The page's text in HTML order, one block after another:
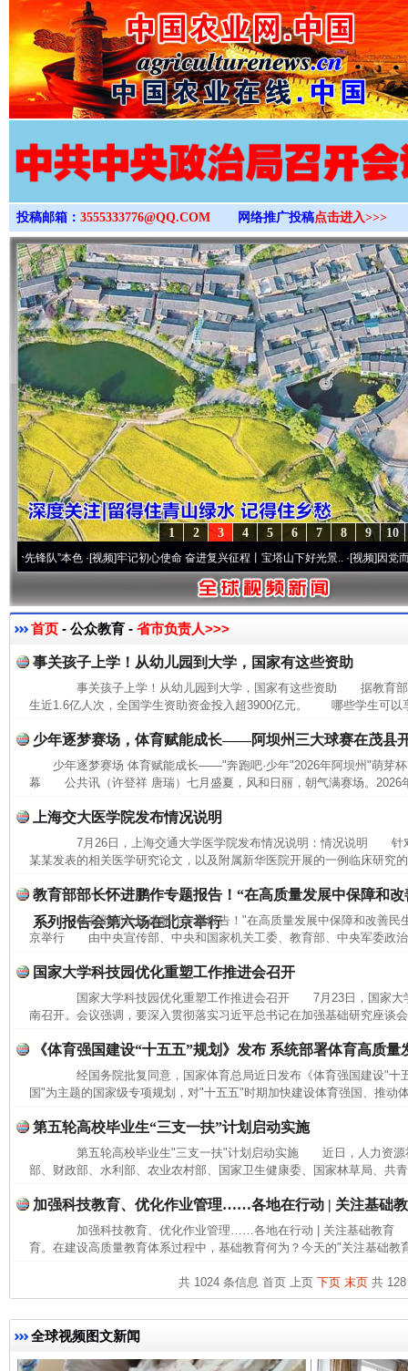
>
投稿邮箱： 3555333776@QQ.COM 网络推广投稿点击进入>>>
10
9
8
7
6
5
4
3
2
1
队”本色·[视频]牢记初心使命 奋进复兴征程丨宝塔山下好光景..·[视频]因党而生 为
首页 - 公众教育 - 省市负责人>>>
事关孩子上学！从幼儿园到大学，国家有这些资助
事关孩子上学！从幼儿园到大学，国家有这些资助 据教育部
生近1.6亿人次，全国学生资助资金投入超3900亿元。 哪些学生可以
少年逐梦赛场，体育赋能成长——阿坝州三大球赛在茂县
少年逐梦赛场 体育赋能成长——"奔跑吧·少年"2026年阿坝州"萌芽
幕 公共讯（许登祥 唐瑞）七月盛夏，风和日丽，朝气满赛场。2026
上海交大医学院发布情况说明
7月26日，上海交通大学医学院发布情况说明：情况说明 针
某某发表的相关医学研究论文，以及附属新华医院开展的一例临床研究
教育部部长怀进鹏作专题报告！“在高质量发展中保障和
系列报告会第六场在北京举行
教育部部长怀进鹏作专题报告！"在高质量发展中保障和改善民
京举行 由中央宣传部、中央和国家机关工委、教育部、中央军委政
国家大学科技园优化重塑工作推进会召开
国家大学科技园优化重塑工作推进会召开 7月23日，国家大
南召开。会议强调，要深入贯彻落实习近平总书记在加强基础研究座谈
《体育强国建设“十五五”规划》发布 系统部署体育高质量
经国务院批复同意，国家体育总局近日发布《体育强国建设"十
国"为主题的国家级专项规划，对"十五五"时期加快建设体育强国、推动
第五轮高校毕业生“三支一扶”计划启动实施
第五轮高校毕业生"三支一扶"计划启动实施 近日，人力资源
部、财政部、水利部、农业农村部、国家卫生健康委、国家林草局、共
加强科技教育、优化作业管理……各地在行动 | 关注基础
加强科技教育、优化作业管理……各地在行动 | 关注基础教育
育。在建设高质量教育体系过程中，基础教育何为？今天的"关注基础教
共 1024 条信息 首页 上页 下页 末页共 128
全球视频图文新闻